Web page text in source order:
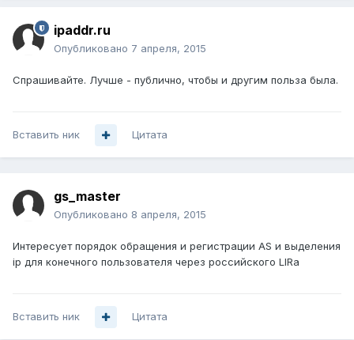
ipaddr.ru
Опубликовано 7 апреля, 2015
Спрашивайте. Лучше - публично, чтобы и другим польза была.
Вставить ник Цитата
gs_master
Опубликовано 8 апреля, 2015
Интересует порядок обращения и регистрации AS и выделения
ip для конечного пользователя через российского LIRa
Вставить ник Цитата